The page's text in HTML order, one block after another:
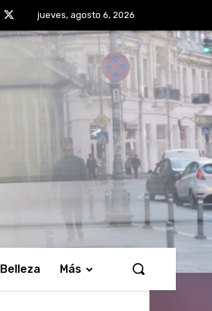
jueves, agosto 6, 2026
Belleza Más